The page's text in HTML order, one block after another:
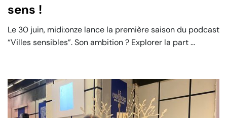
sens !
Le 30 juin, midi:onze lance la première saison du podcast
“Villes sensibles”. Son ambition ? Explorer la part ...